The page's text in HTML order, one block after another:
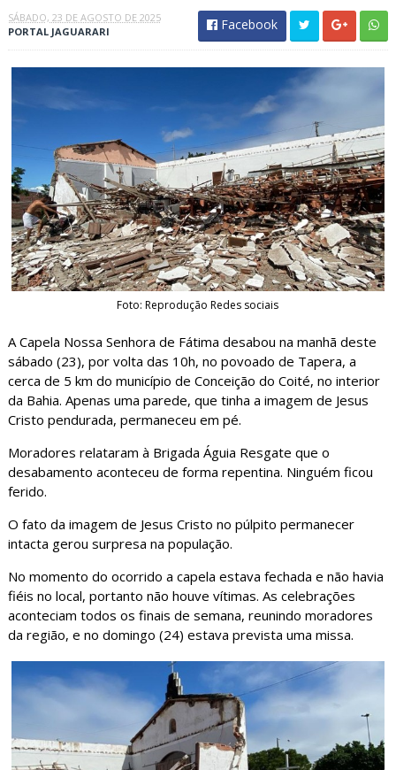
SÁBADO, 23 DE AGOSTO DE 2025
PORTAL JAGUARARI
Facebook
Foto: Reprodução Redes sociais
A Capela Nossa Senhora de Fátima desabou na manhã deste
sábado (23), por volta das 10h, no povoado de Tapera, a
cerca de 5 km do município de Conceição do Coité, no interior
da Bahia. Apenas uma parede, que tinha a imagem de Jesus
Cristo pendurada, permaneceu em pé.
Moradores relataram à Brigada Águia Resgate que o
desabamento aconteceu de forma repentina. Ninguém ficou
ferido.
O fato da imagem de Jesus Cristo no púlpito permanecer
intacta gerou surpresa na população.
No momento do ocorrido a capela estava fechada e não havia
fiéis no local, portanto não houve vítimas. As celebrações
aconteciam todos os finais de semana, reunindo moradores
da região, e no domingo (24) estava prevista uma missa.